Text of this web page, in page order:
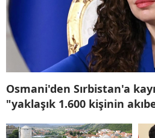
Osmani'den Sırbistan'a
"yaklaşık 1.600 kişinin